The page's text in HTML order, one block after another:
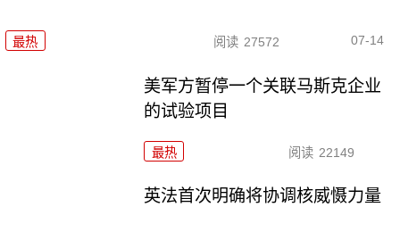
最热 阅读 27572 07-14
美军方暂停一个关联马斯克企业
的试验项目
最热 阅读 22149
英法首次明确将协调核威慑力量